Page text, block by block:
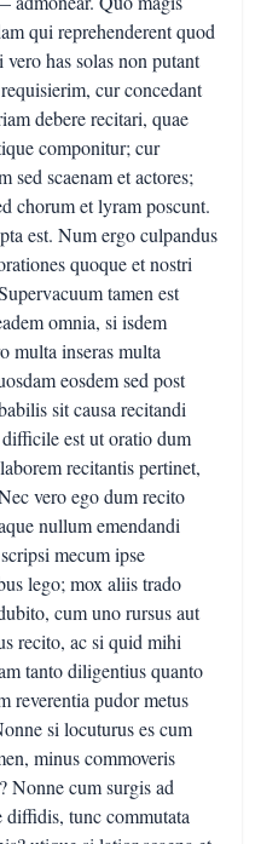
qui reprehenderent quod
has solas non putant
cur concedant
debere recitari, quae
componitur; cur
sed scaenam et actores;
chorum et lyram poscunt.
est. Num ergo culpandus
quoque et nostri
tamen est
omnia, si isdem
multa inseras multa
eosdem sed post
sit causa recitandi
est ut oratio dum
recitantis pertinet,
vero ego dum recito
nullum emendandi
mecum ipse
lego; mox aliis trado
cum uno rursus aut
recito, ac si quid mihi
tanto diligentius quanto
reverentia pudor metus
si locuturus es cum
minus commoveris
Nonne cum surgis ad
tunc commutata